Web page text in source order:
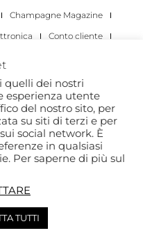
Champagne Magazine
Conto cliente
Per le aziende
Champmarket.
quelli dei nostri
esperienza utente
del nostro sito, per
su siti di terzi e per
social network. È
in qualsiasi
Per saperne di più sul
TUTTI